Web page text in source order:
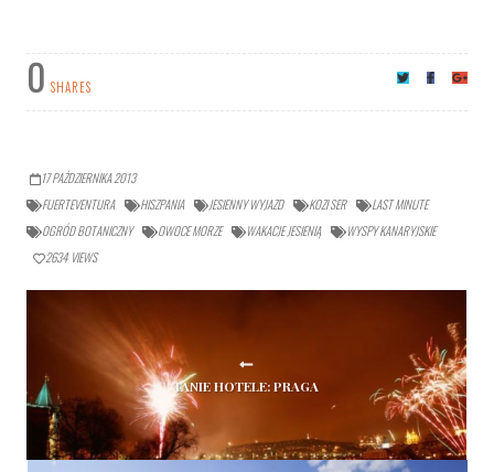
0 SHARES
17 PAŹDZIERNIKA 2013
FUERTEVENTURA
HISZPANIA JESIENNY WYJAZD KOZI SER
LAST MINUTE
OGRÓD BOTANICZNY
OWOCE MORZE WAKACJE JESIENIĄ
WYSPY KANARYJSKIE
2634 VIEWS
TANIE HOTELE: PRAGA